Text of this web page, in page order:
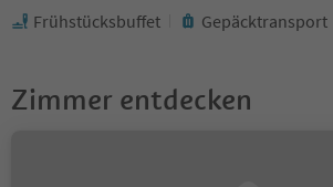
Frühstücksbuffet
Gepäcktransport
Zimmer entdecken